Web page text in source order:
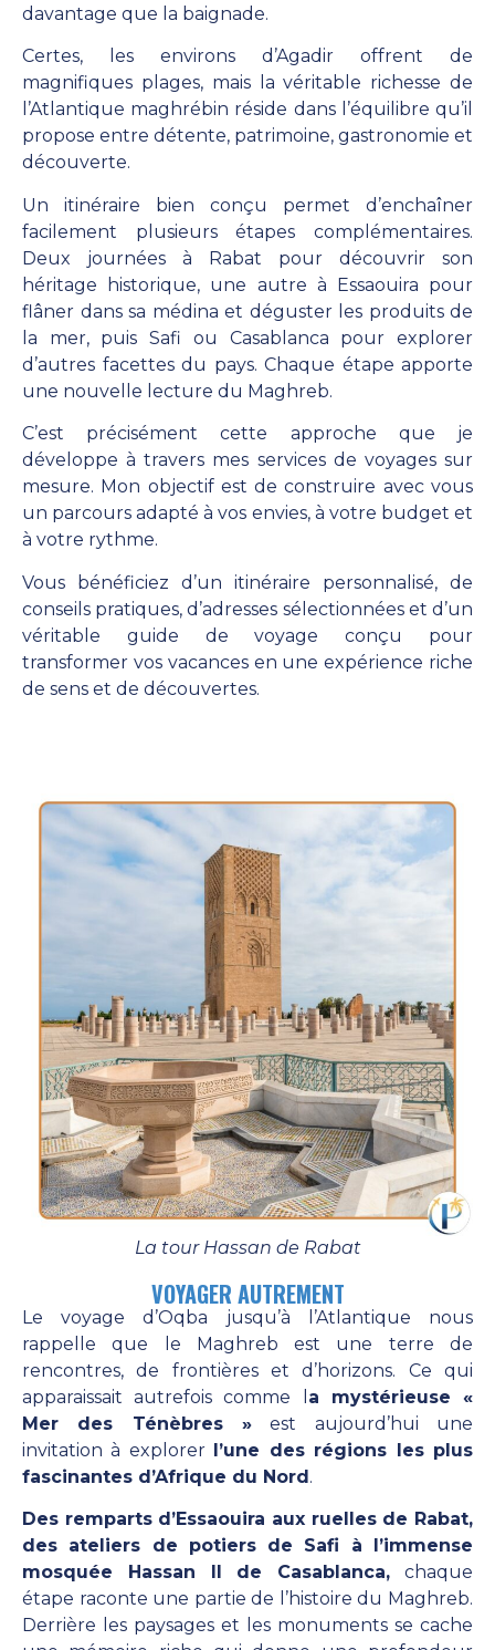
davantage que la baignade.
Certes, les environs d’Agadir offrent de
magnifiques plages, mais la véritable richesse de
l’Atlantique maghrébin réside dans l’équilibre qu’il
propose entre détente, patrimoine, gastronomie et
découverte.
Un itinéraire bien conçu permet d’enchaîner
facilement plusieurs étapes complémentaires.
Deux journées à Rabat pour découvrir son
héritage historique, une autre à Essaouira pour
flâner dans sa médina et déguster les produits de
la mer, puis Safi ou Casablanca pour explorer
d’autres facettes du pays. Chaque étape apporte
une nouvelle lecture du Maghreb.
C’est précisément cette approche que je
développe à travers mes services de voyages sur
mesure. Mon objectif est de construire avec vous
un parcours adapté à vos envies, à votre budget et
à votre rythme.
Vous bénéficiez d’un itinéraire personnalisé, de
conseils pratiques, d’adresses sélectionnées et d’un
véritable guide de voyage conçu pour
transformer vos vacances en une expérience riche
de sens et de découvertes.
La tour Hassan de Rabat
VOYAGER AUTREMENT
Le voyage d’Oqba jusqu’à l’Atlantique nous
rappelle que le Maghreb est une terre de
rencontres, de frontières et d’horizons. Ce qui
apparaissait autrefois comme l a mystérieuse «
Mer des Ténèbres » est aujourd’hui une
invitation à explorer l’une des régions les plus
fascinantes d’Afrique du Nord.
Des remparts d’Essaouira aux ruelles de Rabat,
des ateliers de potiers de Safi à l’immense
mosquée Hassan II de Casablanca, chaque
étape raconte une partie de l’histoire du Maghreb.
Derrière les paysages et les monuments se cache